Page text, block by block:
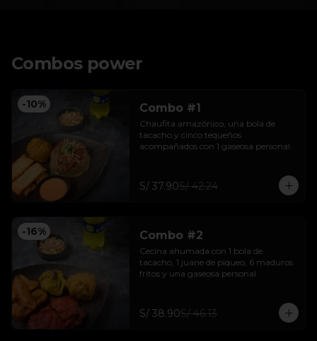
Combos power
-10% Combo #1
Chaufita amazónico, una bola de
tacacho y cinco tequeños
acompañados con 1 gaseosa personal.
S/ 37.90S/ 42.24
-16% Combo #2
Cecina ahumada con 1 bola de
tacacho, 1 juane de piqueo, 6 maduros
fritos y una gaseosa personal.
S/ 38.90S/ 46.13